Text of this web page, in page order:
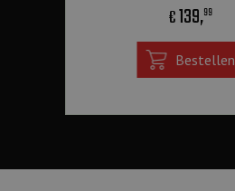
€139,99
Bestellen